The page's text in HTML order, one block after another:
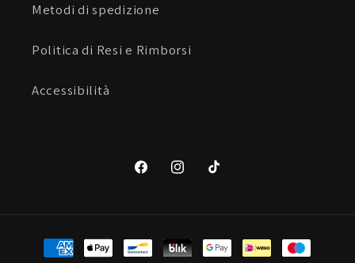
Metodi di spedizione
Politica di Resi e Rimborsi
Accessibilità
FacebookInstagramTikTok
Metodi